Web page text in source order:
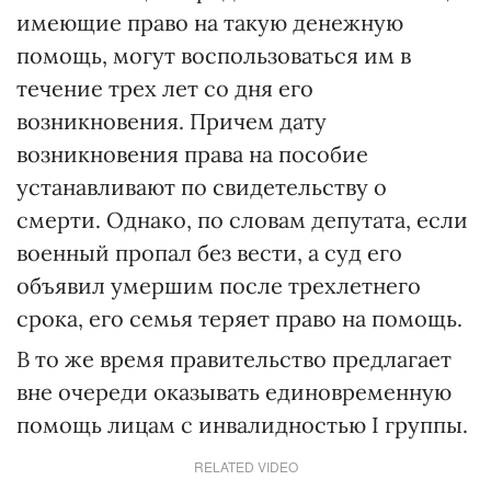
имеющие право на такую денежную
помощь, могут воспользоваться им в
течение трех лет со дня его
возникновения. Причем дату
возникновения права на пособие
устанавливают по свидетельству о
смерти. Однако, по словам депутата, если
военный пропал без вести, а суд его
объявил умершим после трехлетнего
срока, его семья теряет право на помощь.
В то же время правительство предлагает
вне очереди оказывать единовременную
помощь лицам с инвалидностью I группы.
RELATED VIDEO